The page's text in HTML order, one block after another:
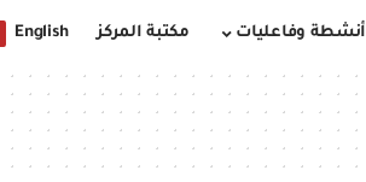
أنشطة وفاعليات مكتبة المركز English